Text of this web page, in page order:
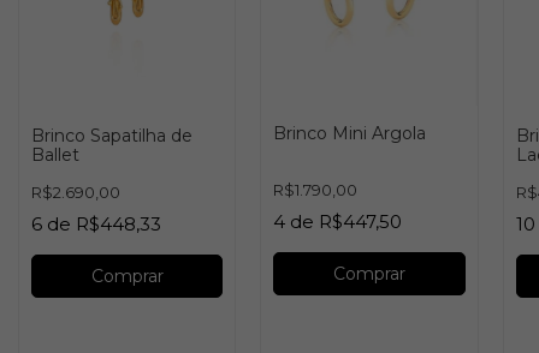
Brinco Sapatilha de
Ballet
R$2.690,00
6 de R$448,33
Comprar
Brinco Mini Argola
R$1.790,00
4 de R$447,50
Comprar
10